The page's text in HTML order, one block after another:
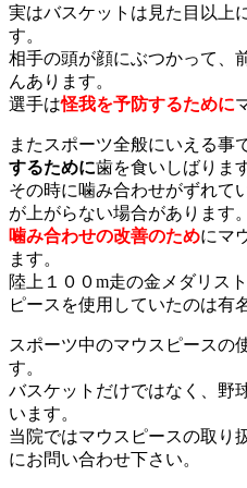
実はバスケットは見た目以上
す。
相手の頭が顔にぶつかって、
んあります。
選手は怪我を予防するために
またスポーツ全般にいえる事
するために歯を食いしばりま
その時に噛み合わせがずれて
が上がらない場合があります。
噛み合わせの改善のためにマ
ます。
陸上１００m走の金メダリス
ピースを使用していたのは有
スポーツ中のマウスピースの
す。
バスケットだけではなく、野
います。
当院ではマウスピースの取り
にお問い合わせ下さい。